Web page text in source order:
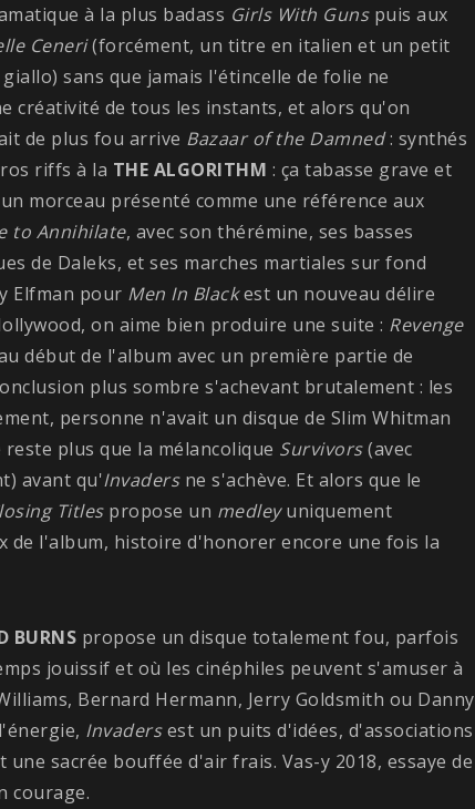
à la plus badass Girls With Gunspuis aux
Ceneri(forcément, un titre en italien et un petit
sans que jamais l'étincelle de folie ne
créativité de tous les instants, et alors qu'on
de plus fou arrive Bazaar of the Damned: synthés
riffs à la THE ALGORITHM : ça tabasse grave et
morceau présenté comme une référence aux
to Annihilate, avec son thérémine, ses basses
de Daleks, et ses marches martiales sur fond
Elfman pour Men In Blackest un nouveau délire
on aime bien produire une suite : Revenge
début de l'album avec un première partie de
plus sombre s'achevant brutalement : les
personne n'avait un disque de Slim Whitman
plus que la mélancolique Survivors(avec
avant qu'Invadersne s'achève. Et alors que le
Titlespropose un medleyuniquement
de l'album, histoire d'honorer encore une fois la
BURNS propose un disque totalement fou, parfois
jouissif et où les cinéphiles peuvent s'amuser à
Bernard Hermann, Jerry Goldsmith ou Danny
Invadersest un puits d'idées, d'associations
sacrée bouffée d'air frais. Vas-y 2018, essaye de
courage.